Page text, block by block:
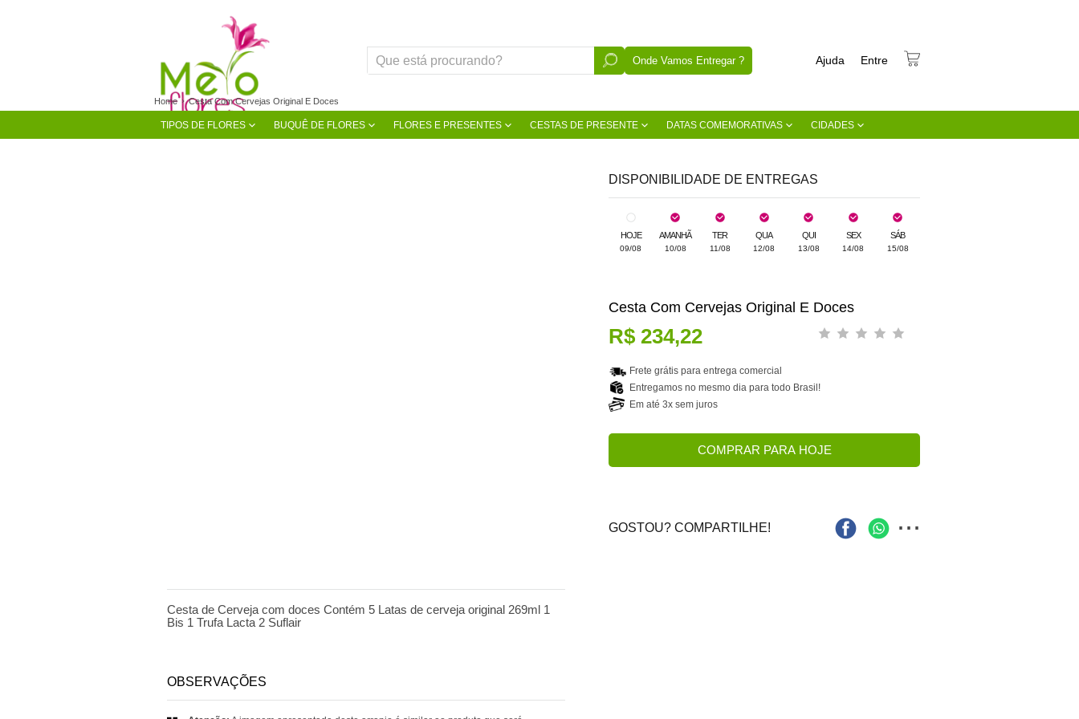
Onde Vamos Entregar ? Entre
Ajuda
TIPOS DE FLORES BUQUÊ DE FLORES FLORES E PRESENTES CESTAS DE PRESENTE DATAS COMEMORATIVAS CIDADES
Home Cesta Com Cervejas Original E Doces
Cesta de Cerveja com doces Contém 5 Latas de cerveja original 269ml 1
Bis 1 Trufa Lacta 2 Suflair
OBSERVAÇÕES
DISPONIBILIDADE DE ENTREGAS
HOJE
09/08
AMANHÃ
10/08
TER
11/08
QUA
12/08
QUI
13/08
SEX
14/08
SÁB
15/08
Cesta Com Cervejas Original E Doces
R$ 234,22
Frete grátis para entrega comercial
Entregamos no mesmo dia para todo Brasil!
Em até 3x sem juros
COMPRAR PARA HOJE
GOSTOU? COMPARTILHE! ...